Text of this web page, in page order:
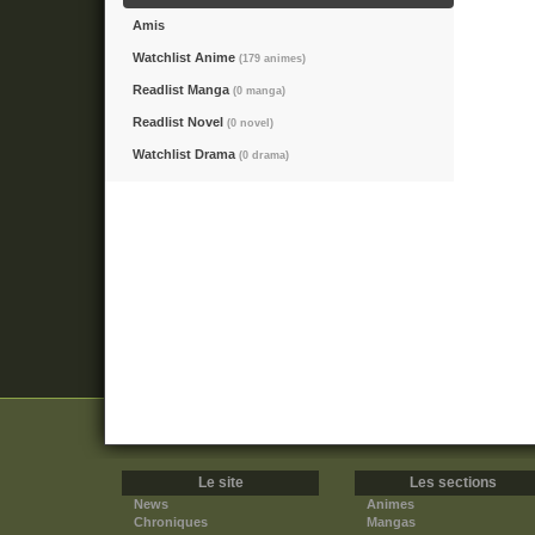
Amis
Watchlist Anime (179 animes)
Readlist Manga (0 manga)
Readlist Novel (0 novel)
Watchlist Drama (0 drama)
Le site
News
Chroniques
Les sections
Animes
Mangas